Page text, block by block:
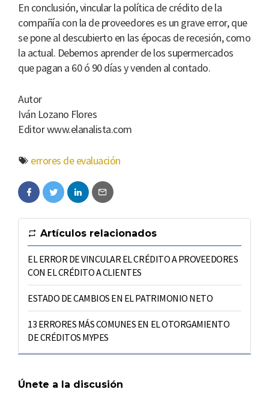
En conclusión, vincular la política de crédito de la
compañía con la de proveedores es un grave error, que
se pone al descubierto en las épocas de recesión, como
la actual. Debemos aprender de los supermercados
que pagan a 60 ó 90 días y venden al contado.
Autor
Iván Lozano Flores
Editor www.elanalista.com
errores de evaluación
Artículos relacionados
EL ERROR DE VINCULAR EL CRÉDITO A PROVEEDORES
CON EL CRÉDITO A CLIENTES
ESTADO DE CAMBIOS EN EL PATRIMONIO NETO
13 ERRORES MÁS COMUNES EN EL OTORGAMIENTO
DE CRÉDITOS MYPES
Únete a la discusión